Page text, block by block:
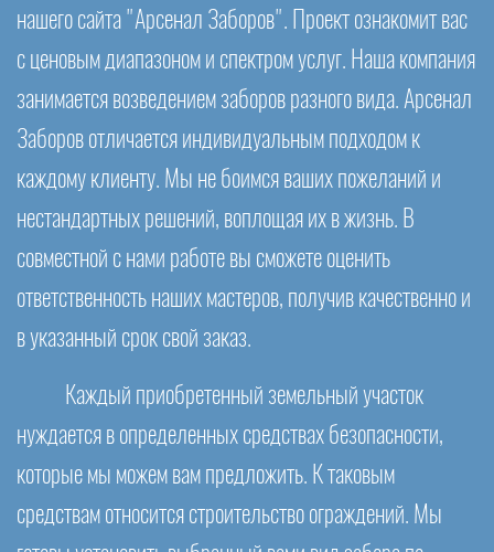
нашего сайта "Арсенал Заборов". Проект ознакомит вас
с ценовым диапазоном и спектром услуг. Наша компания
занимается возведением заборов разного вида. Арсенал
Заборов отличается индивидуальным подходом к
каждому клиенту. Мы не боимся ваших пожеланий и
нестандартных решений, воплощая их в жизнь. В
совместной с нами работе вы сможете оценить
ответственность наших мастеров, получив качественно и
в указанный срок свой заказ.
Каждый приобретенный земельный участок
нуждается в определенных средствах безопасности,
которые мы можем вам предложить. К таковым
средствам относится строительство ограждений. Мы